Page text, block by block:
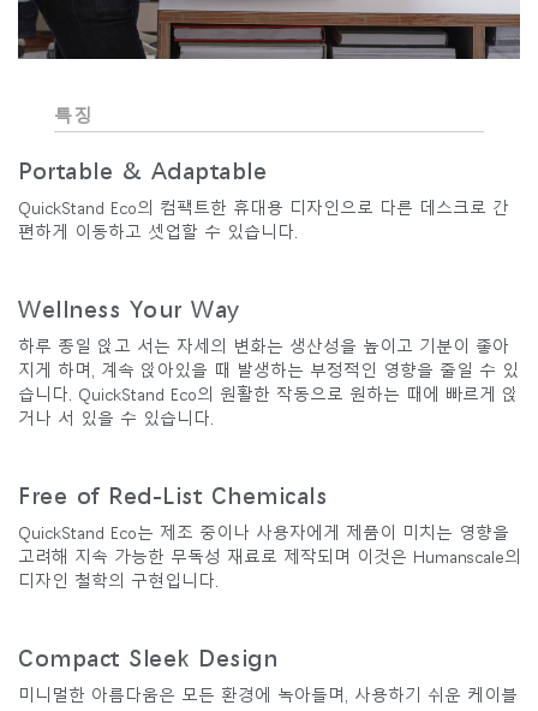
특징
Portable & Adaptable
QuickStand Eco의 컴팩트한 휴대용 디자인으로 다른 데스크로 간
편하게 이동하고 셋업할 수 있습니다.
Wellness Your Way
하루 종일 앉고 서는 자세의 변화는 생산성을 높이고 기분이 좋아
지게 하며, 계속 앉아있을 때 발생하는 부정적인 영향을 줄일 수 있
습니다. QuickStand Eco의 원활한 작동으로 원하는 때에 빠르게 앉
거나 서 있을 수 있습니다.
Free of Red-List Chemicals
QuickStand Eco는 제조 중이나 사용자에게 제품이 미치는 영향을
고려해 지속 가능한 무독성 재료로 제작되며 이것은 Humanscale의
디자인 철학의 구현입니다.
Compact Sleek Design
미니멀한 아름다움은 모든 환경에 녹아들며, 사용하기 쉬운 케이블